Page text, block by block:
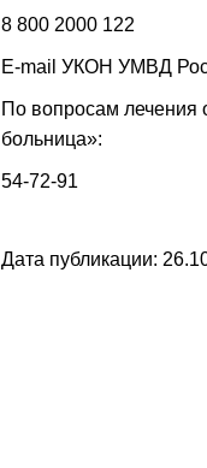
8 800 2000 122
Е-mail УКОН УМВД
По вопросам лечения
больница»:
54-72-91
Дата публикации: